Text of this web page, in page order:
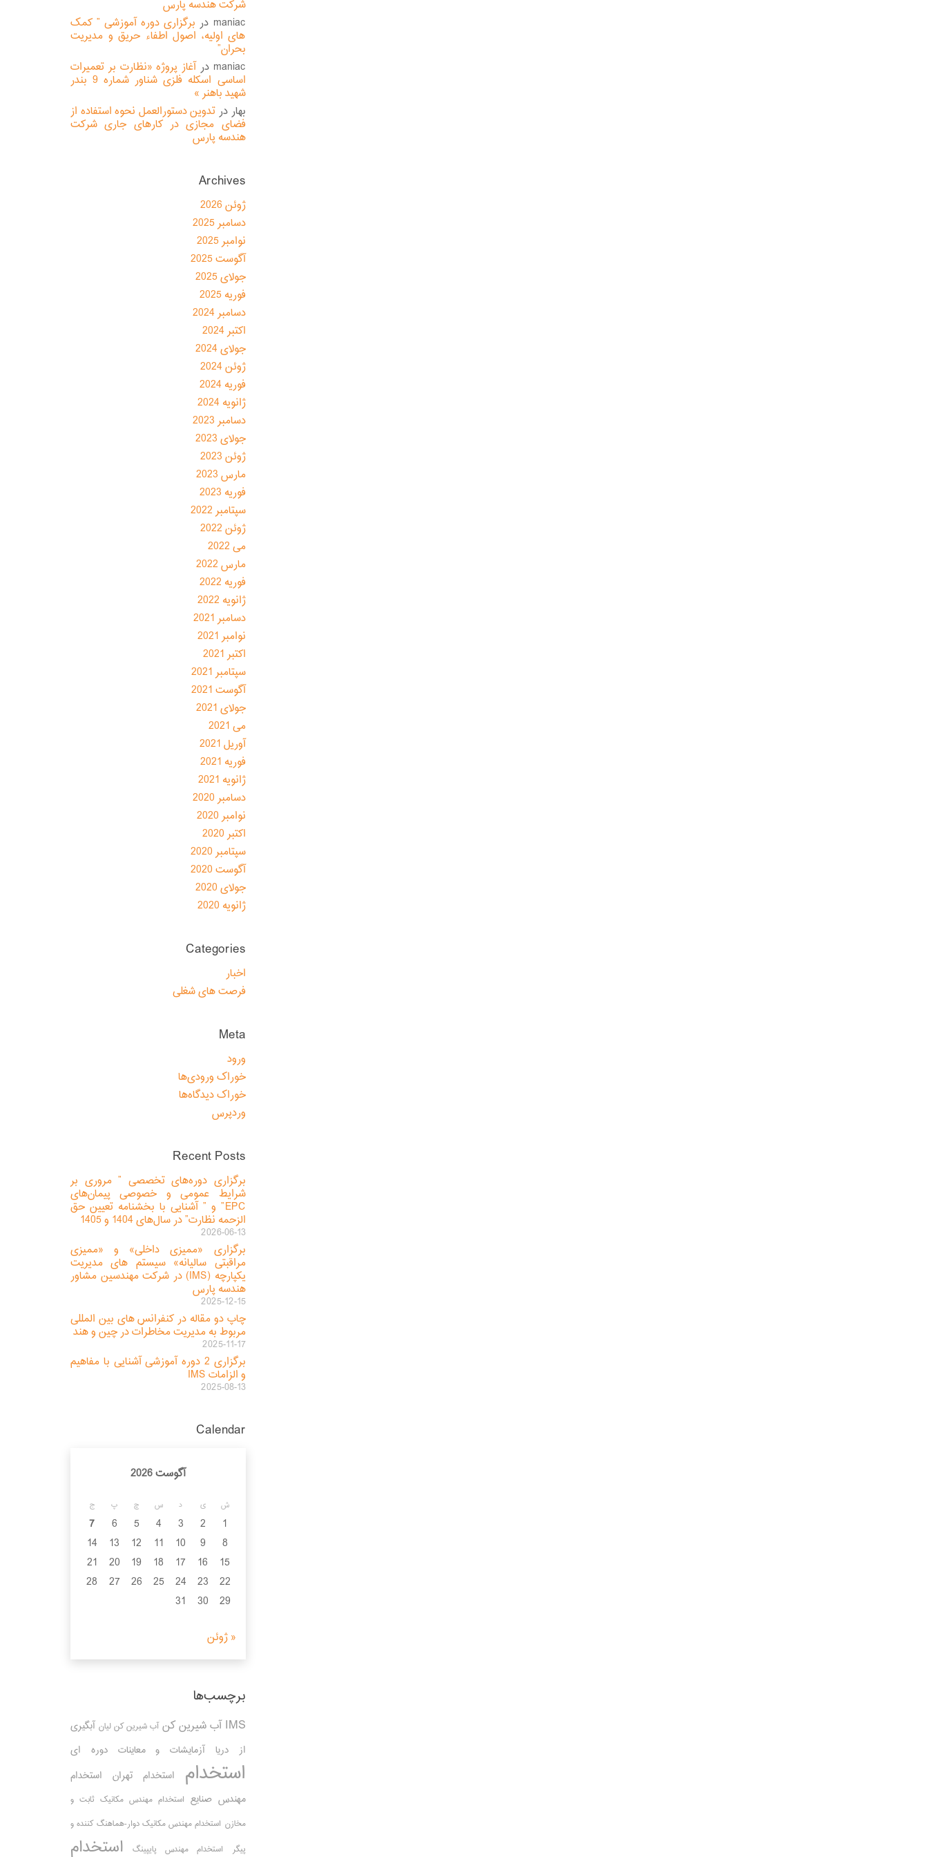
شرکت هندسه پارس
maniac در برگزاری دوره آموزشی ” کمک
های اولیه، اصول اطفاء حریق و مدیریت
بحران”
maniac درآغاز پروژه «نظارت بر تعمیرات
اساسی اسکله فلزی شناور شماره 9 بندر
شهید باهنر »
بهار در تدوین دستورالعمل نحوه استفاده از
فضای مجازی در کارهای جاری شرکت
هندسه پارس
Archives
ژوئن 2026
دسامبر 2025
نوامبر 2025
آگوست 2025
جولای 2025
فوریه 2025
دسامبر 2024
اکتبر 2024
جولای 2024
ژوئن 2024
فوریه 2024
ژانویه 2024
دسامبر 2023
جولای 2023
ژوئن 2023
مارس 2023
فوریه 2023
سپتامبر 2022
ژوئن 2022
می 2022
مارس 2022
فوریه 2022
ژانویه 2022
دسامبر 2021
نوامبر 2021
اکتبر 2021
سپتامبر 2021
آگوست 2021
جولای 2021
می 2021
آوریل 2021
فوریه 2021
ژانویه 2021
دسامبر 2020
نوامبر 2020
اکتبر 2020
سپتامبر 2020
آگوست 2020
جولای 2020
ژانویه 2020
Categories
اخبار
فرصت های شغلی
Meta
ورود
خوراک ورودی‌ها
خوراک دیدگاه‌ها
وردپرس
Recent Posts
برگزاری دوره‌های تخصصی ” مروری بر
شرایط عمومی و خصوصی پیمان‌های
EPC” و ” آشنایی با بخشنامه تعیین حق
الزحمه نظارت” در سال‌های 1404 و 1405
2026-06-13
برگزاری «ممیزی داخلی» و «ممیزی
مراقبتی سالیانه» سیستم های مدیریت
یکپارچه (IMS) در شرکت مهندسین مشاور
هندسه پارس
2025-12-15
چاپ دو مقاله در کنفرانس های بین المللی
مربوط به مدیریت مخاطرات در چین و هند
2025-11-17
برگزاری 2 دوره آموزشی آشنایی با مفاهیم
و الزامات IMS
2025-08-13
Calendar
آگوست 2026
ش ی د س چ پ ج
1
2
3
4
5
6
7
8
9
10
11
12
13
14
15
16
17
18
19
20
21
22
23
24
25
26
27
28
29
30
31
« ژوئن
برچسب‌ها
IMS آب شیرین کن آب شیرین کن لیان آبگیری
از دریا
آزمایشات و معاینات دوره ای
استخدام استخدام تهران
استخدام
مهندس صنایع استخدام مهندس مکانیک ثابت و
مخازن استخدام مهندس مکانیک دوار-هماهنگ کننده و
پیگر
استخدام مهندس پایپینگ استخدام